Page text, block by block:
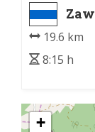
19.6 km
8:15 h
+